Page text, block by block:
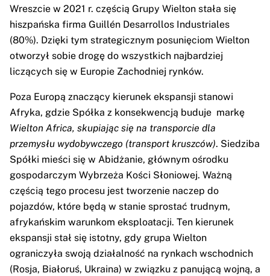
Wreszcie w 2021 r. częścią Grupy Wielton stała się
hiszpańska firma Guillén Desarrollos Industriales
(80%). Dzięki tym strategicznym posunięciom Wielton
otworzył sobie drogę do wszystkich najbardziej
liczących się w Europie Zachodniej rynków.
Poza Europą znaczący kierunek ekspansji stanowi
Afryka, gdzie Spółka z konsekwencją buduje markę
Wielton Africa, skupiając się na transporcie dla
przemysłu wydobywczego (transport kruszców). Siedziba
Spółki mieści się w Abidżanie, głównym ośrodku
gospodarczym Wybrzeża Kości Słoniowej. Ważną
częścią tego procesu jest tworzenie naczep do
pojazdów, które będą w stanie sprostać trudnym,
afrykańskim warunkom eksploatacji. Ten kierunek
ekspansji stał się istotny, gdy grupa Wielton
ograniczyła swoją działalność na rynkach wschodnich
(Rosja, Białoruś, Ukraina) w związku z panującą wojną, a